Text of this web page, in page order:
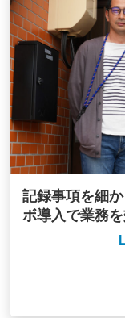
記録事項を細
ボ導入で業務